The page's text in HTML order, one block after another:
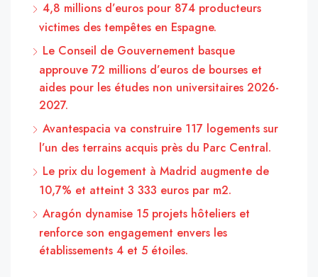
4,8 millions d’euros pour 874 producteurs
victimes des tempêtes en Espagne.
Le Conseil de Gouvernement basque
approuve 72 millions d’euros de bourses et
aides pour les études non universitaires 2026-
2027.
Avantespacia va construire 117 logements sur
l’un des terrains acquis près du Parc Central.
Le prix du logement à Madrid augmente de
10,7% et atteint 3 333 euros par m2.
Aragón dynamise 15 projets hôteliers et
renforce son engagement envers les
établissements 4 et 5 étoiles.